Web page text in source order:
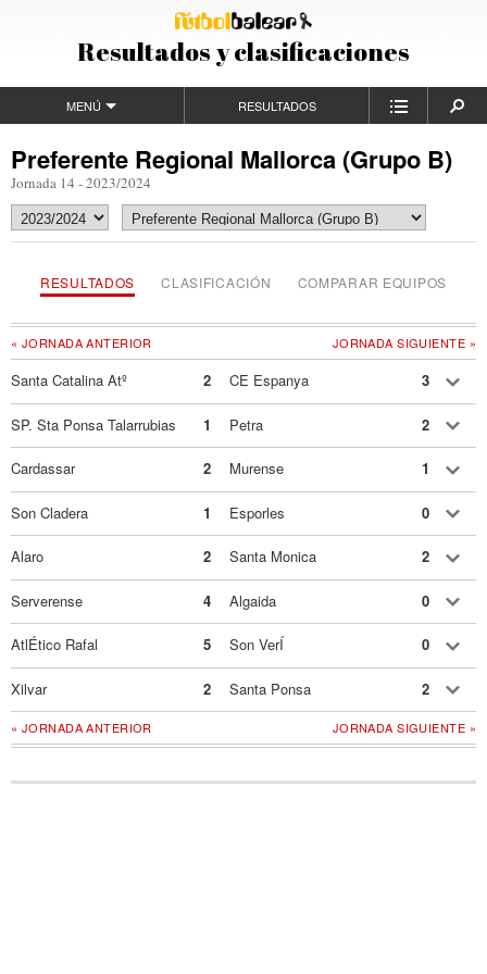
Resultados y clasificaciones
MENÚ RESULTADOS
Preferente Regional Mallorca (Grupo B)
Jornada 14 - 2023/2024
RESULTADOS CLASIFICACIÓN COMPARAR EQUIPOS
JORNADA SIGUIENTE »
« JORNADA ANTERIOR
Santa Catalina Atº 2 CE Espanya 3
SP. Sta Ponsa Talarrubias 1 Petra 2
Cardassar 2 Murense 1
Son Cladera 1 Esporles 0
Alaro 2 Santa Monica 2
Serverense 4 Algaida 0
AtlÉtico Rafal 5 Son VerÍ 0
Xilvar 2 Santa Ponsa 2
JORNADA SIGUIENTE »
« JORNADA ANTERIOR